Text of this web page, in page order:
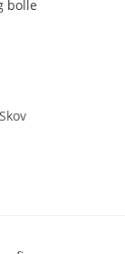
Skov